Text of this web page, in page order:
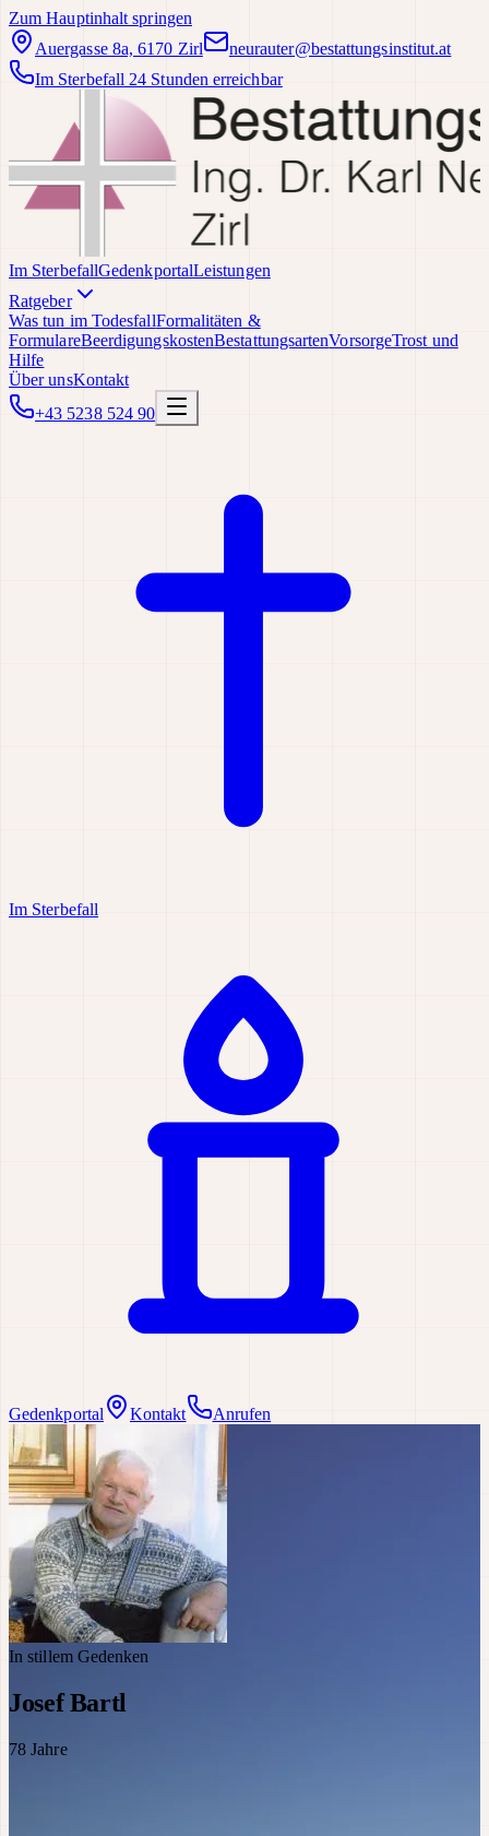
Zum Hauptinhalt springen
Auergasse 8a, 6170 Zirl
neurauter@bestattungsinstitut.at
Im Sterbefall 24 Stunden erreichbar
Im SterbefallGedenkportalLeistungen
Ratgeber
Was tun im TodesfallFormalitäten &
FormulareBeerdigungskostenBestattungsartenVorsorgeTrost und
Hilfe
Über unsKontakt
+43 5238 524 90
Im Sterbefall
Gedenkportal Kontakt Anrufen
In stillem Gedenken
Josef Bartl
78 Jahre